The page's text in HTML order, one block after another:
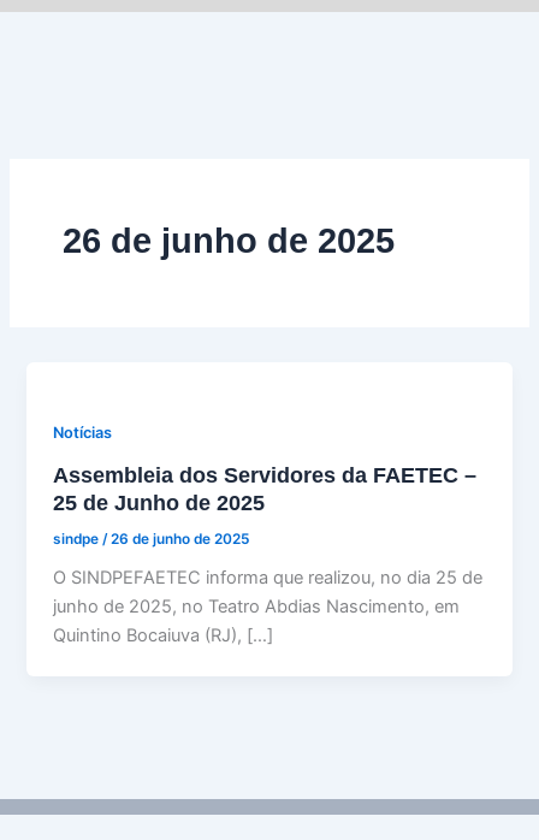
Ir
26 de junho de 2025
Notícias
Assembleia dos Servidores da FAETEC –
25 de Junho de 2025
sindpe /26 de junho de 2025
O SINDPEFAETEC informa que realizou, no dia 25 de
junho de 2025, no Teatro Abdias Nascimento, em
Quintino Bocaiuva (RJ), […]